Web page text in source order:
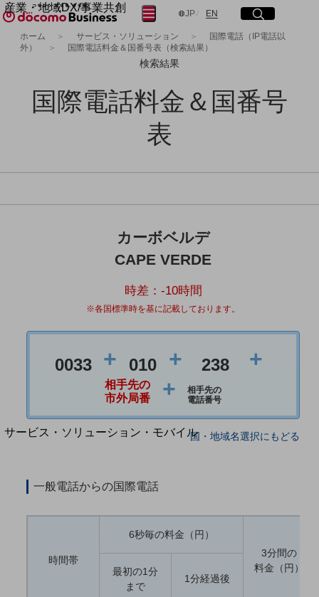
産業・地域DX/事業共創
OPEN HUB for Plural Futures
自律・分散・協調型社会の実現を目指し、
「社会可能性」を探究・実装する事業共創エコシステムです。
イベント/ウェビナー
記事コンテンツ
プレイヤー(カタリスト/パートナー企業)
Smart Education
地域社会を支える皆さまと地域課題の解決や
自治体・地域社会との共創
LGPF(Local Government Platform)
別ウィンドウで開きます
サービス・ソリューション・モバイル
サービス・ソリューションをご紹介
カテゴリーで探すTOP
クラウド・データセンター
電話・映像コミュニケーション
JP日本語
EN Englishサイト内検索
開く
メニュー
開く
フリーワードを入力して探す
フリーワードでNTTドコモビジネスの
検索する
ホーム サービス・ソリューション
国際電話（IP電話以
外）
国際電話料金＆国番号表（検索結果）
検索結果
国際電話料金＆国番号
表
カーボベルデ
CAPE VERDE
時差： -10時間
※各国標準時を基に記載しております。
0033 + 010 + 238 +
相手先の
市外局番
+
相手先の
電話番号
国・地域名選択にもどる
一般電話からの国際電話
時間帯
6秒毎の料金（円）
3分間の
料金（円）
最初の1分
まで
1分経過後